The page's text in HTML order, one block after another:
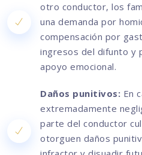
otro conductor, los
una demanda por
compensación por
ingresos del difunto y
apoyo emocional.
Daños punitivos: En
extremadamente
parte del conductor
otorguen daños